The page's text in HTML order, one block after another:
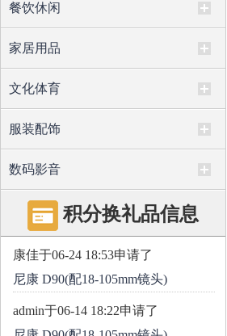
餐饮休闲
家居用品
文化体育
服装配饰
数码影音
积分换礼品信息
康佳于06-24 18:53申请了
尼康 D90(配18-105mm镜头)
admin于06-14 18:22申请了